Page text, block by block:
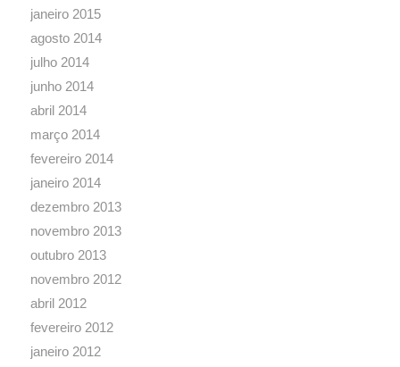
janeiro 2015
agosto 2014
julho 2014
junho 2014
abril 2014
março 2014
fevereiro 2014
janeiro 2014
dezembro 2013
novembro 2013
outubro 2013
novembro 2012
abril 2012
fevereiro 2012
janeiro 2012